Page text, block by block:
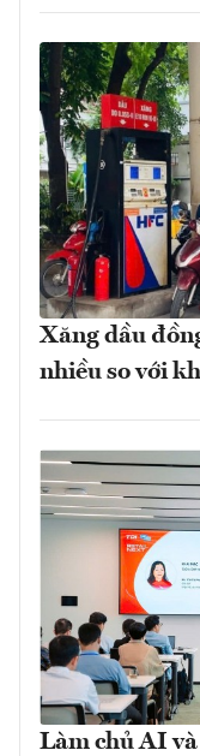
Xăng dầu
nhiều so với
Làm chủ AI